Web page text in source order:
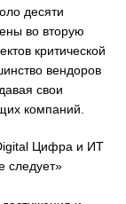
десяти
во вторую
критической
вендоров
свои
компаний.
Цифра и ИТ
следует»